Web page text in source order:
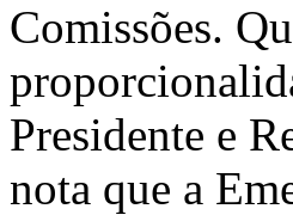
Comissões.
Presidente e
nota que a